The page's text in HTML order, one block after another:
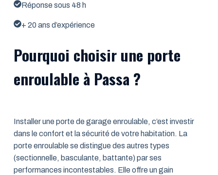
Réponse sous 48 h
+ 20 ans d’expérience
Pourquoi choisir une porte
enroulable à Passa ?
Installer une porte de garage enroulable, c’est investir
dans le confort et la sécurité de votre habitation. La
porte enroulable se distingue des autres types
(sectionnelle, basculante, battante) par ses
performances incontestables. Elle offre un gain